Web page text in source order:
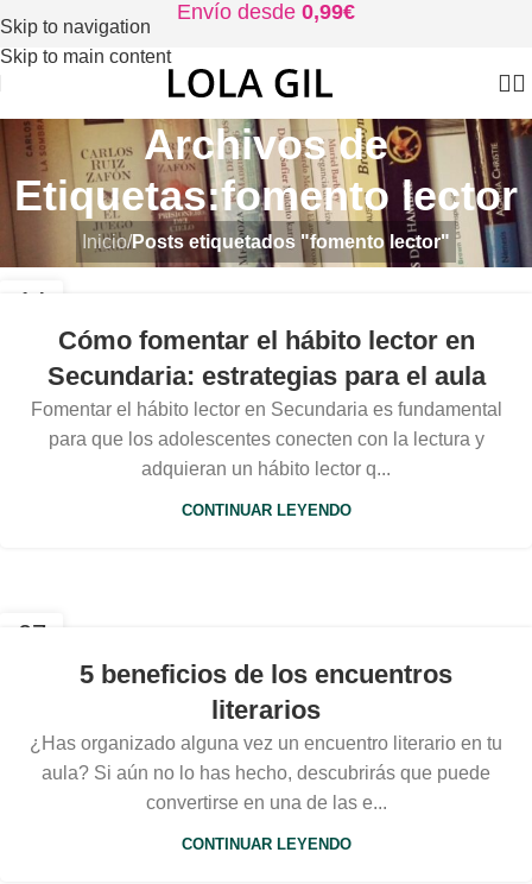
Skip to navigation
Skip to main content
Envío desde 0,99€
Archivos de
Etiquetas:fomento lector
Inicio/Posts etiquetados "fomento lector"
14
Cómo fomentar el hábito lector en
Secundaria: estrategias para el aula
Fomentar el hábito lector en Secundaria es fundamental
para que los adolescentes conecten con la lectura y
adquieran un hábito lector q...
CONTINUAR LEYENDO
07
5 beneficios de los encuentros
literarios
¿Has organizado alguna vez un encuentro literario en tu
aula? Si aún no lo has hecho, descubrirás que puede
convertirse en una de las e...
CONTINUAR LEYENDO